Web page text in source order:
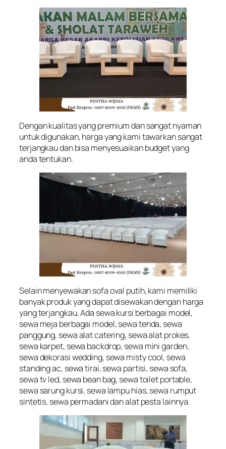
Dengan kualitas yang premium dan sangat nyaman
untuk digunakan, harga yang kami tawarkan sangat
terjangkau dan bisa menyesuaikan budget yang
anda tentukan.
Selain menyewakan sofa oval putih, kami memiliki
banyak produk yang dapat disewakan dengan harga
yang terjangkau. Ada sewa kursi berbagai model,
sewa meja berbagai model, sewa tenda, sewa
panggung, sewa alat catering, sewa alat prokes,
sewa karpet, sewa backdrop, sewa mini garden,
sewa dekorasi wedding, sewa misty cool, sewa
standing ac, sewa tirai, sewa partisi, sewa sofa,
sewa tv led, sewa bean bag, sewa toilet portable,
sewa sarung kursi, sewa lampu hias, sewa rumput
sintetis, sewa permadani dan alat pesta lainnya.